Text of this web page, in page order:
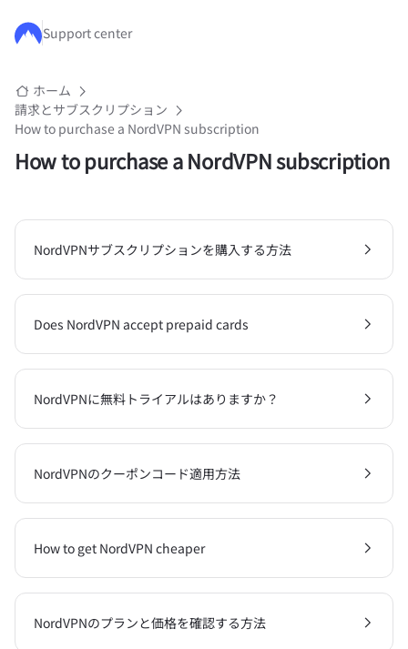
メインコンテンツにスキップ
Support center
ホーム
請求とサブスクリプション
How to purchase a NordVPN subscription
How to purchase a NordVPN subscription
NordVPNサブスクリプションを購入する方法
Does NordVPN accept prepaid cards
NordVPNに無料トライアルはありますか？
NordVPNのクーポンコード適用方法
How to get NordVPN cheaper
NordVPNのプランと価格を確認する方法